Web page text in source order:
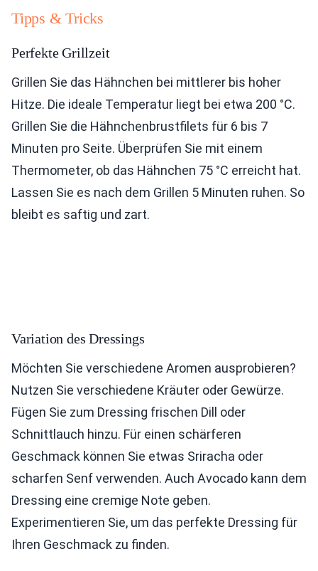
Tipps & Tricks
Perfekte Grillzeit
Grillen Sie das Hähnchen bei mittlerer bis hoher
Hitze. Die ideale Temperatur liegt bei etwa 200 °C.
Grillen Sie die Hähnchenbrustfilets für 6 bis 7
Minuten pro Seite. Überprüfen Sie mit einem
Thermometer, ob das Hähnchen 75 °C erreicht hat.
Lassen Sie es nach dem Grillen 5 Minuten ruhen. So
bleibt es saftig und zart.
Variation des Dressings
Möchten Sie verschiedene Aromen ausprobieren?
Nutzen Sie verschiedene Kräuter oder Gewürze.
Fügen Sie zum Dressing frischen Dill oder
Schnittlauch hinzu. Für einen schärferen
Geschmack können Sie etwas Sriracha oder
scharfen Senf verwenden. Auch Avocado kann dem
Dressing eine cremige Note geben.
Experimentieren Sie, um das perfekte Dressing für
Ihren Geschmack zu finden.